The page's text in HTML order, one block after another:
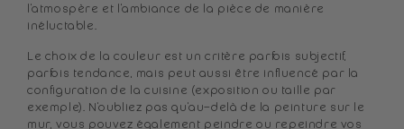
l'atmospère et l'ambiance de la pièce de manière
inéluctable.
Le choix de la couleur est un critère parfois subjectif,
parfois tendance, mais peut aussi être influencé par la
configuration de la cuisine (exposition ou taille par
exemple). N'oubliez pas qu'au-delà de la peinture sur le
mur, vous pouvez également peindre ou repeindre vos